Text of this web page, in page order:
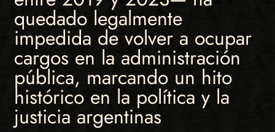
quedado legalmente
impedida de volver a ocupar
cargos en la administración
pública, marcando un hito
histórico en la política y la
justicia argentinas